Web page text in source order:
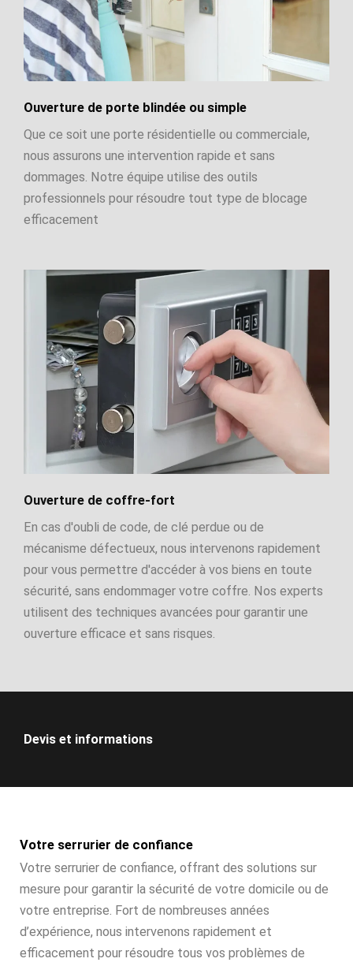
Ouverture de porte blindée ou simple
Que ce soit une porte résidentielle ou commerciale,
nous assurons une intervention rapide et sans
dommages. Notre équipe utilise des outils
professionnels pour résoudre tout type de blocage
efficacement
Ouverture de coffre-fort
En cas d'oubli de code, de clé perdue ou de
mécanisme défectueux, nous intervenons rapidement
pour vous permettre d'accéder à vos biens en toute
sécurité, sans endommager votre coffre. Nos experts
utilisent des techniques avancées pour garantir une
ouverture efficace et sans risques.
Devis et informations
Votre serrurier de confiance
Votre serrurier de confiance, offrant des solutions sur
mesure pour garantir la sécurité de votre domicile ou de
votre entreprise. Fort de nombreuses années
d’expérience, nous intervenons rapidement et
efficacement pour résoudre tous vos problèmes de